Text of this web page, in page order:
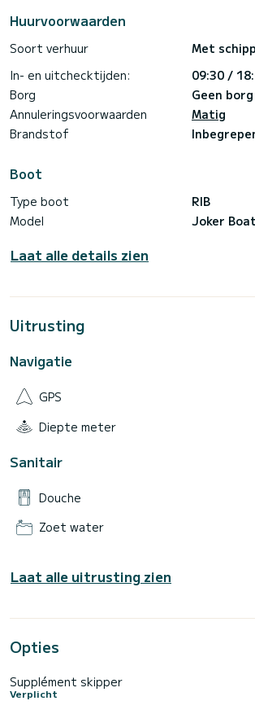
Huurvoorwaarden
Soort verhuur
Met
In- en uitchecktijden:
09:30 /
Borg
Geen
Annuleringsvoorwaarden
Matig
Brandstof
Boot
Type boot
RIB
Model
Joker
Laat alle details zien
Uitrusting
Navigatie
GPS
Diepte meter
Sanitair
Douche
Zoet water
Laat alle uitrusting zien
Opties
Supplément skipper
Verplicht